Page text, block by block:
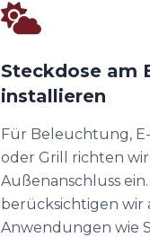
Steckdose am
installieren
Für Beleuchtung,
oder Grill richten
Außenanschluss
berücksichtigen wir
Anwendungen wie